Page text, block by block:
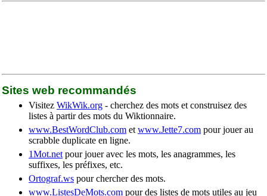
Sites web recommandés
Visitez WikWik.org - cherchez des mots et construisez des
listes à partir des mots du Wiktionnaire.
www.BestWordClub.com et www.Jette7.com pour jouer au
scrabble duplicate en ligne.
1Mot.net pour jouer avec les mots, les anagrammes, les
suffixes, les préfixes, etc.
Ortograf.ws pour chercher des mots.
www.ListesDeMots.com pour des listes de mots utiles au jeu